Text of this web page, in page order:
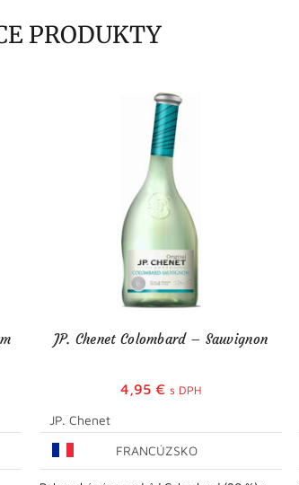
PRODUKTY
JP. Chenet Colombard – Sauvignon
4,95 € s DPH
JP. Chenet
FRANCÚZSKO